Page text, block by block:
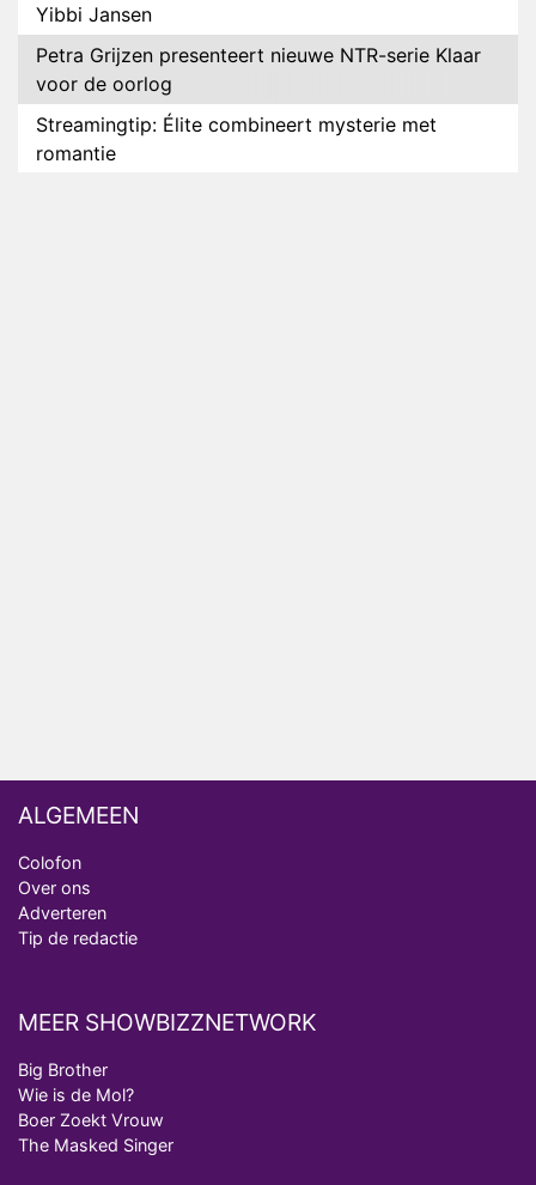
Yibbi Jansen
Petra Grijzen presenteert nieuwe NTR-serie Klaar
voor de oorlog
Streamingtip: Élite combineert mysterie met
romantie
ALGEMEEN
Colofon
Over ons
Adverteren
Tip de redactie
MEER SHOWBIZZNETWORK
Big Brother
Wie is de Mol?
Boer Zoekt Vrouw
The Masked Singer